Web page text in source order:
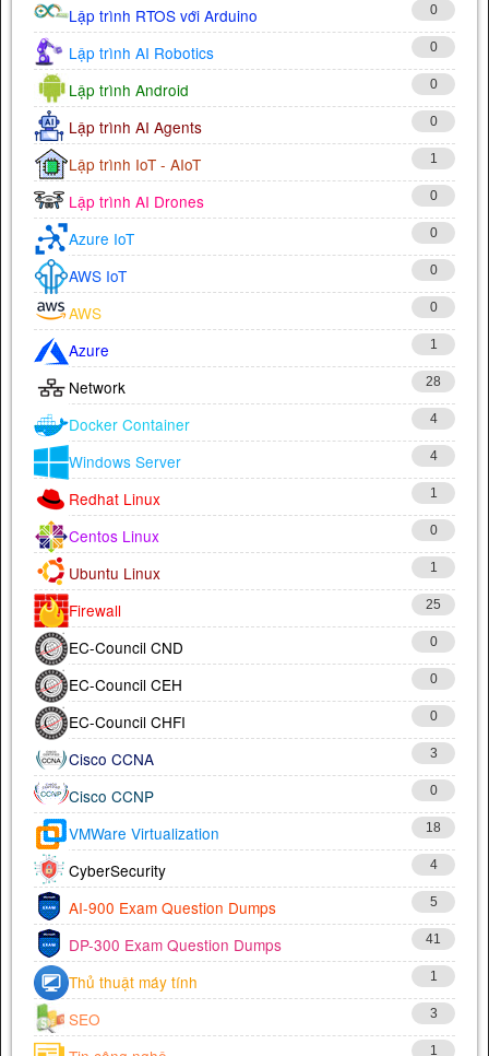
Lập trình RTOS với Arduino 0
Lập trình AI Robotics 0
Lập trình Android 0
Lập trình AI Agents 0
Lập trình IoT - AIoT 1
Lập trình AI Drones 0
Azure IoT 0
AWS IoT 0
AWS 0
Azure 1
Network 28
Docker Container 4
Windows Server 4
Redhat Linux 1
Centos Linux 0
Ubuntu Linux 1
Firewall 25
EC-Council CND 0
EC-Council CEH 0
EC-Council CHFI 0
Cisco CCNA 3
Cisco CCNP 0
VMWare Virtualization 18
CyberSecurity 4
AI-900 Exam Question Dumps 5
DP-300 Exam Question Dumps 41
Thủ thuật máy tính 1
SEO 3
1